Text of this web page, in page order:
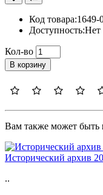
Код товара:1649-
Кол-во
В корзину
Вам также может быть
Исторический архив
..